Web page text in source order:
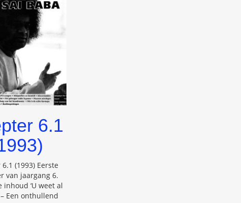
6.1
(1993) Eerste
van jaargang 6.
inhoud ‘U weet al
– Een onthullend